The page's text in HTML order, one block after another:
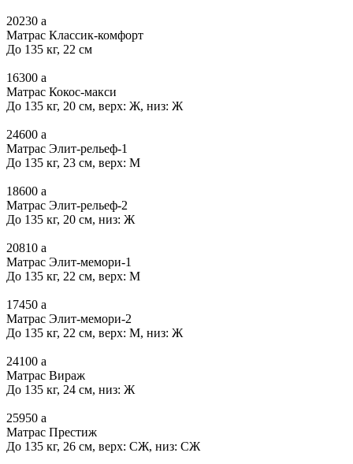
20230 a
Матрас Классик-комфорт
До 135 кг, 22 см
16300 a
Матрас Кокос-макси
До 135 кг, 20 см, верх: Ж, низ: Ж
24600 a
Матрас Элит-рельеф-1
До 135 кг, 23 см, верх: М
18600 a
Матрас Элит-рельеф-2
До 135 кг, 20 см, низ: Ж
20810 a
Матрас Элит-мемори-1
До 135 кг, 22 см, верх: М
17450 a
Матрас Элит-мемори-2
До 135 кг, 22 см, верх: М, низ: Ж
24100 a
Матрас Вираж
До 135 кг, 24 см, низ: Ж
25950 a
Матрас Престиж
До 135 кг, 26 см, верх: СЖ, низ: СЖ